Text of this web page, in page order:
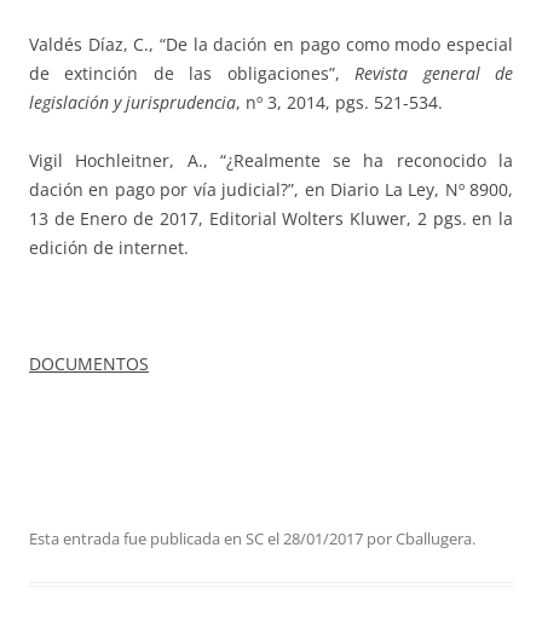
Valdés Díaz, C., “De la dación en pago como modo especial
de extinción de las obligaciones”,Revista general de
legislación y jurisprudencia, nº 3, 2014, pgs. 521-534.
Vigil Hochleitner, A., “¿Realmente se ha reconocido la
dación en pago por vía judicial?”, en Diario La Ley, Nº 8900,
13 de Enero de 2017, Editorial Wolters Kluwer, 2 pgs. en la
edición de internet.
DOCUMENTOS
Esta entrada fue publicada en SCel28/01/2017 porCballugera.